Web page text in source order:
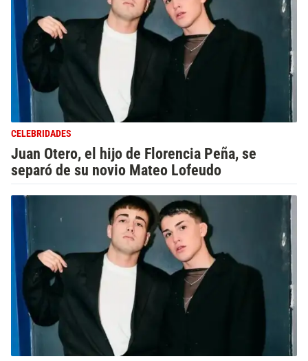
CELEBRIDADES
Juan Otero, el hijo de Florencia Peña, se
separó de su novio Mateo Lofeudo